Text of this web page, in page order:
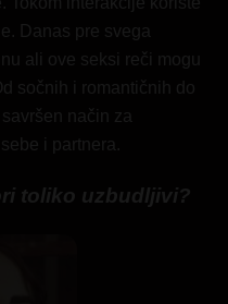
Danas pre svega
ali ove seksi reči mogu
sočnih i romantičnih do
način za
i partnera.
toliko uzbudljivi?